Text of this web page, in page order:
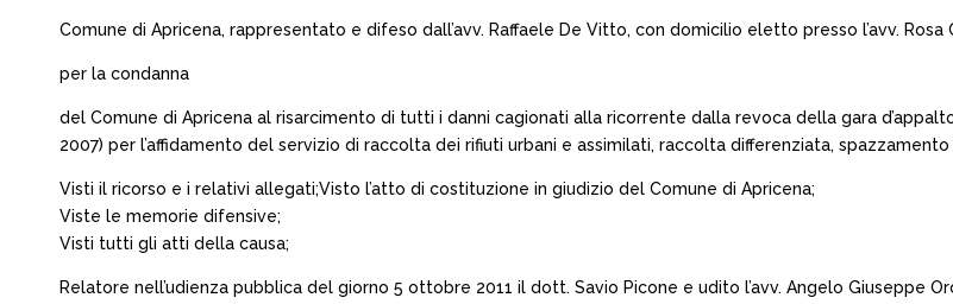
Comune di Apricena, rappresentato e difeso dall’avv. Raffaele De Vitto, con domicilio eletto presso l’avv. Rosa
per la condanna
del Comune di Apricena al risarcimento di tutti i danni cagionati alla ricorrente dalla revoca della gara
2007) per l’affidamento del servizio di raccolta dei rifiuti urbani e assimilati, raccolta differenziata,
Visti il ricorso e i relativi allegati;Visto l’atto di costituzione in giudizio del Comune di Apricena;
Viste le memorie difensive;
Visti tutti gli atti della causa;
Relatore nell’udienza pubblica del giorno 5 ottobre 2011 il dott. Savio Picone e udito l’avv. Angelo Giuseppe